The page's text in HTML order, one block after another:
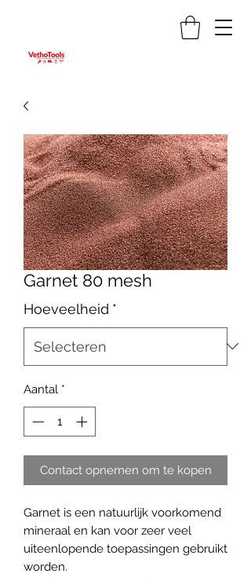
Garnet 80 mesh
Hoeveelheid *
Aantal *
Contact opnemen om te kopen
Garnet is een natuurlijk voorkomend
mineraal en kan voor zeer veel
uiteenlopende toepassingen gebruikt
worden.